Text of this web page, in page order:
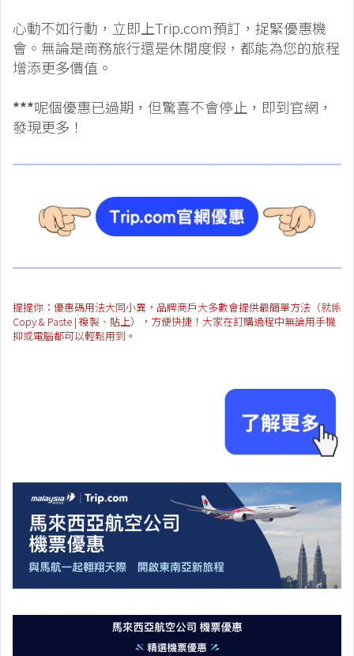
心動不如行動，立即上Trip.com預訂，捉緊優惠機
會。無論是商務旅行還是休閒度假，都能為您的旅程
增添更多價值。
***呢個優惠已過期，但驚喜不會停止，即到官網，
發現更多！
提提你：優惠碼用法大同小異，品牌商戶大多數會提供最簡單方法（就係
Copy & Paste | 複製、貼上），方便快捷！大家在訂購過程中無論用手機
抑或電腦都可以輕鬆用到。